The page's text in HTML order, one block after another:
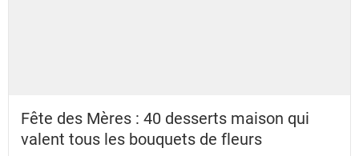
Fête des Mères : 40 desserts maison qui
valent tous les bouquets de fleurs